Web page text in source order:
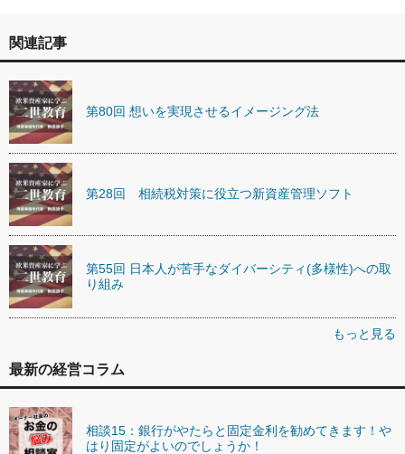
関連記事
第80回 想いを実現させるイメージング法
第28回 相続税対策に役立つ新資産管理ソフト
第55回 日本人が苦手なダイバーシティ(多様性)への取
り組み
もっと見る
最新の経営コラム
相談15：銀行がやたらと固定金利を勧めてきます！や
はり固定がよいのでしょうか！